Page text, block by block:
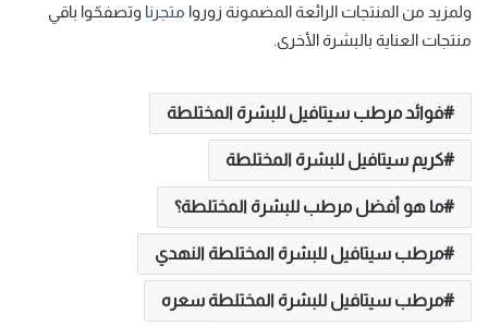
ولمزيد من المنتجات الرائعة المضمونة زوروا متجرنا وتصفحّوا باقي
منتجات العناية بالبشرة الأخرى.
فوائد مرطب سيتافيل للبشرة المختلطة
كريم سيتافيل للبشرة المختلطة
ما هو أفضل مرطب للبشرة المختلطة؟
مرطب سيتافيل للبشرة المختلطة النهدي
مرطب سيتافيل للبشرة المختلطة سعره